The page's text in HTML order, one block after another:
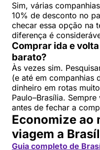
Sim, várias
10% de desconto no
checar essa opção na
diferença é
Comprar ida e
barato?
Às vezes sim.
(e até em companhias
dinheiro em rotas
Paulo–Brasília.
antes de fechar a
Economize ao
viagem a
Guia completo de